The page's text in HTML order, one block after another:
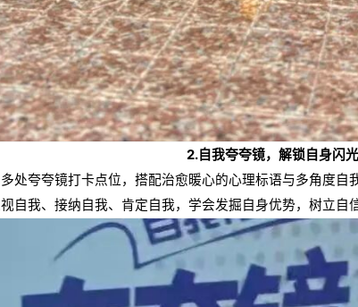
2.自我夸夸镜，解锁自身闪
夸夸镜打卡点位，搭配治愈暖心的心理标语与多角度自
自我、接纳自我、肯定自我，学会发掘自身优势，树立自